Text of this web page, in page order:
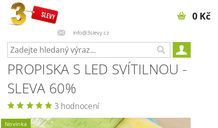
info@3slevy.cz
0 Kč
PROPISKA S LED SVÍTILNOU -
SLEVA 60%
3 hodnocení
Novinka